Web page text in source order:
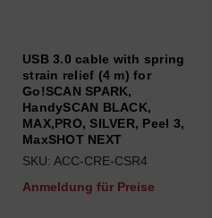
USB 3.0 cable with spring
strain relief (4 m) for
Go!SCAN SPARK,
HandySCAN BLACK,
MAX,PRO, SILVER, Peel 3,
MaxSHOT NEXT
SKU: ACC-CRE-CSR4
Anmeldung für Preise